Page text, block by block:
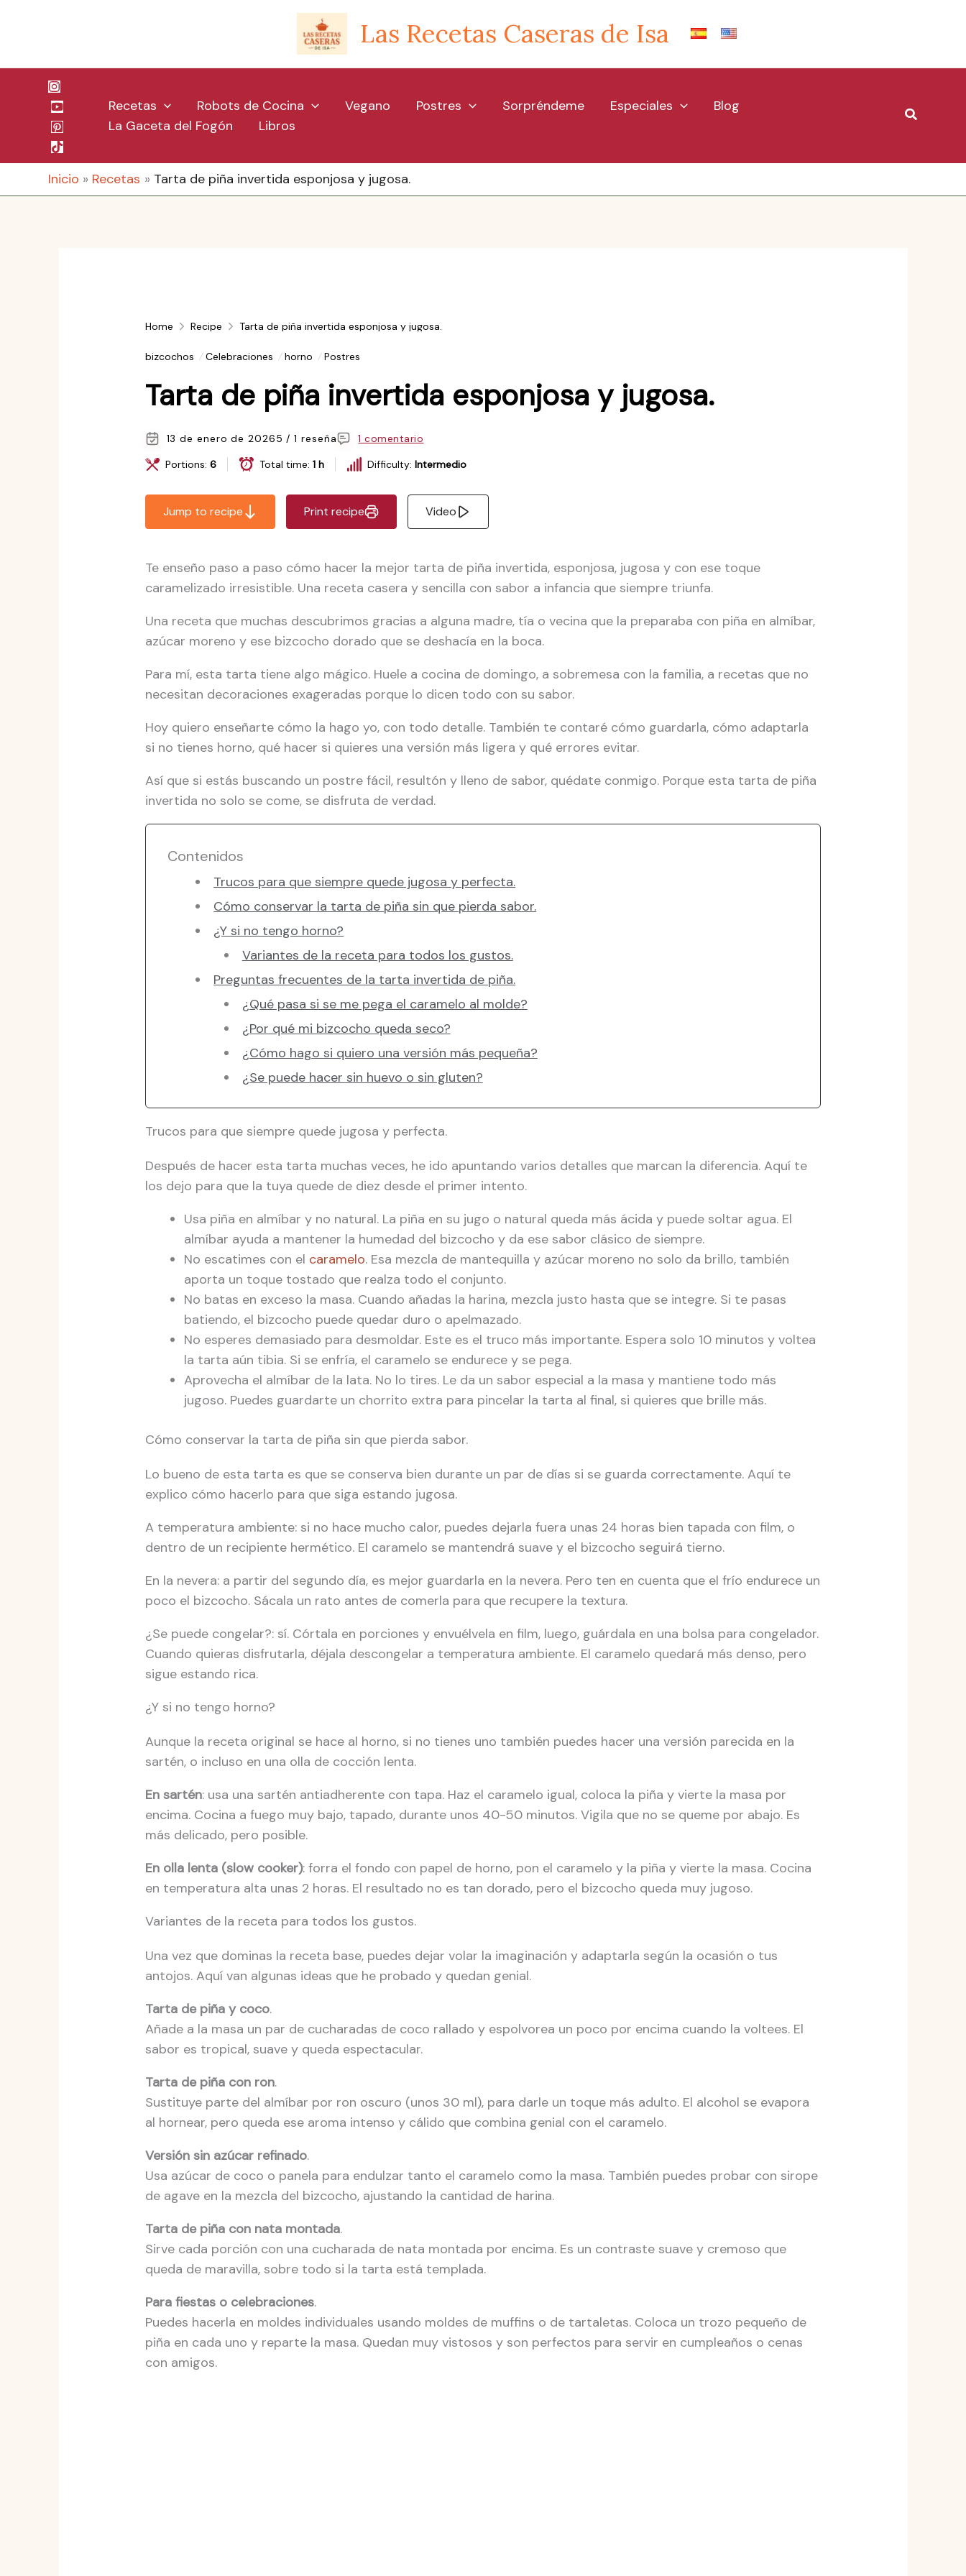
Las Recetas Caseras de Isa
Recetas Robots de Cocina Vegano Postres Sorpréndeme Especiales
Blog
La Gaceta del Fogón
Libros
Buscar
Inicio Recetas Tarta de piña invertida esponjosa y jugosa.
Home Recipe Tarta de piña invertida esponjosa y jugosa.
bizcochos Celebraciones horno Postres
Tarta de piña invertida esponjosa y jugosa.
13 de enero de 20265 / 1 reseña
1 comentario
Portions: 6 Total time: 1 h Difficulty: Intermedio
Jump to recipe Print recipe Video
Te enseño paso a paso cómo hacer la mejor tarta de piña invertida, esponjosa, jugosa y con ese toque
caramelizado irresistible. Una receta casera y sencilla con sabor a infancia que siempre triunfa.
Una receta que muchas descubrimos gracias a alguna madre, tía o vecina que la preparaba con piña en almíbar,
azúcar moreno y ese bizcocho dorado que se deshacía en la boca.
Para mí, esta tarta tiene algo mágico. Huele a cocina de domingo, a sobremesa con la familia, a recetas que no
necesitan decoraciones exageradas porque lo dicen todo con su sabor.
Hoy quiero enseñarte cómo la hago yo, con todo detalle. También te contaré cómo guardarla, cómo adaptarla
si no tienes horno, qué hacer si quieres una versión más ligera y qué errores evitar.
Así que si estás buscando un postre fácil, resultón y lleno de sabor, quédate conmigo. Porque esta tarta de piña
invertida no solo se come, se disfruta de verdad.
Contenidos
Trucos para que siempre quede jugosa y perfecta.
Cómo conservar la tarta de piña sin que pierda sabor.
¿Y si no tengo horno?
Variantes de la receta para todos los gustos.
Preguntas frecuentes de la tarta invertida de piña.
¿Qué pasa si se me pega el caramelo al molde?
¿Por qué mi bizcocho queda seco?
¿Cómo hago si quiero una versión más pequeña?
¿Se puede hacer sin huevo o sin gluten?
Trucos para que siempre quede jugosa y perfecta.
Después de hacer esta tarta muchas veces, he ido apuntando varios detalles que marcan la diferencia. Aquí te
los dejo para que la tuya quede de diez desde el primer intento.
Usa piña en almíbar y no natural. La piña en su jugo o natural queda más ácida y puede soltar agua. El
almíbar ayuda a mantener la humedad del bizcocho y da ese sabor clásico de siempre.
No escatimes con el caramelo. Esa mezcla de mantequilla y azúcar moreno no solo da brillo, también
aporta un toque tostado que realza todo el conjunto.
No batas en exceso la masa. Cuando añadas la harina, mezcla justo hasta que se integre. Si te pasas
batiendo, el bizcocho puede quedar duro o apelmazado.
No esperes demasiado para desmoldar. Este es el truco más importante. Espera solo 10 minutos y voltea
la tarta aún tibia. Si se enfría, el caramelo se endurece y se pega.
Aprovecha el almíbar de la lata. No lo tires. Le da un sabor especial a la masa y mantiene todo más
jugoso. Puedes guardarte un chorrito extra para pincelar la tarta al final, si quieres que brille más.
Cómo conservar la tarta de piña sin que pierda sabor.
Lo bueno de esta tarta es que se conserva bien durante un par de días si se guarda correctamente. Aquí te
explico cómo hacerlo para que siga estando jugosa.
A temperatura ambiente: si no hace mucho calor, puedes dejarla fuera unas 24 horas bien tapada con film, o
dentro de un recipiente hermético. El caramelo se mantendrá suave y el bizcocho seguirá tierno.
En la nevera: a partir del segundo día, es mejor guardarla en la nevera. Pero ten en cuenta que el frío endurece un
poco el bizcocho. Sácala un rato antes de comerla para que recupere la textura.
¿Se puede congelar?: sí. Córtala en porciones y envuélvela en film, luego, guárdala en una bolsa para congelador.
Cuando quieras disfrutarla, déjala descongelar a temperatura ambiente. El caramelo quedará más denso, pero
sigue estando rica.
¿Y si no tengo horno?
Aunque la receta original se hace al horno, si no tienes uno también puedes hacer una versión parecida en la
sartén, o incluso en una olla de cocción lenta.
En sartén: usa una sartén antiadherente con tapa. Haz el caramelo igual, coloca la piña y vierte la masa por
encima. Cocina a fuego muy bajo, tapado, durante unos 40-50 minutos. Vigila que no se queme por abajo. Es
más delicado, pero posible.
En olla lenta (slow cooker): forra el fondo con papel de horno, pon el caramelo y la piña y vierte la masa. Cocina
en temperatura alta unas 2 horas. El resultado no es tan dorado, pero el bizcocho queda muy jugoso.
Variantes de la receta para todos los gustos.
Una vez que dominas la receta base, puedes dejar volar la imaginación y adaptarla según la ocasión o tus
antojos. Aquí van algunas ideas que he probado y quedan genial.
Tarta de piña y coco.
Añade a la masa un par de cucharadas de coco rallado y espolvorea un poco por encima cuando la voltees. El
sabor es tropical, suave y queda espectacular.
Tarta de piña con ron.
Sustituye parte del almíbar por ron oscuro (unos 30 ml), para darle un toque más adulto. El alcohol se evapora
al hornear, pero queda ese aroma intenso y cálido que combina genial con el caramelo.
Versión sin azúcar refinado.
Usa azúcar de coco o panela para endulzar tanto el caramelo como la masa. También puedes probar con sirope
de agave en la mezcla del bizcocho, ajustando la cantidad de harina.
Tarta de piña con nata montada.
Sirve cada porción con una cucharada de nata montada por encima. Es un contraste suave y cremoso que
queda de maravilla, sobre todo si la tarta está templada.
Para fiestas o celebraciones.
Puedes hacerla en moldes individuales usando moldes de muffins o de tartaletas. Coloca un trozo pequeño de
piña en cada uno y reparte la masa. Quedan muy vistosos y son perfectos para servir en cumpleaños o cenas
con amigos.